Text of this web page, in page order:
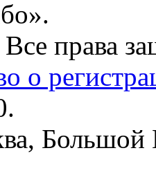
права
о
Большой